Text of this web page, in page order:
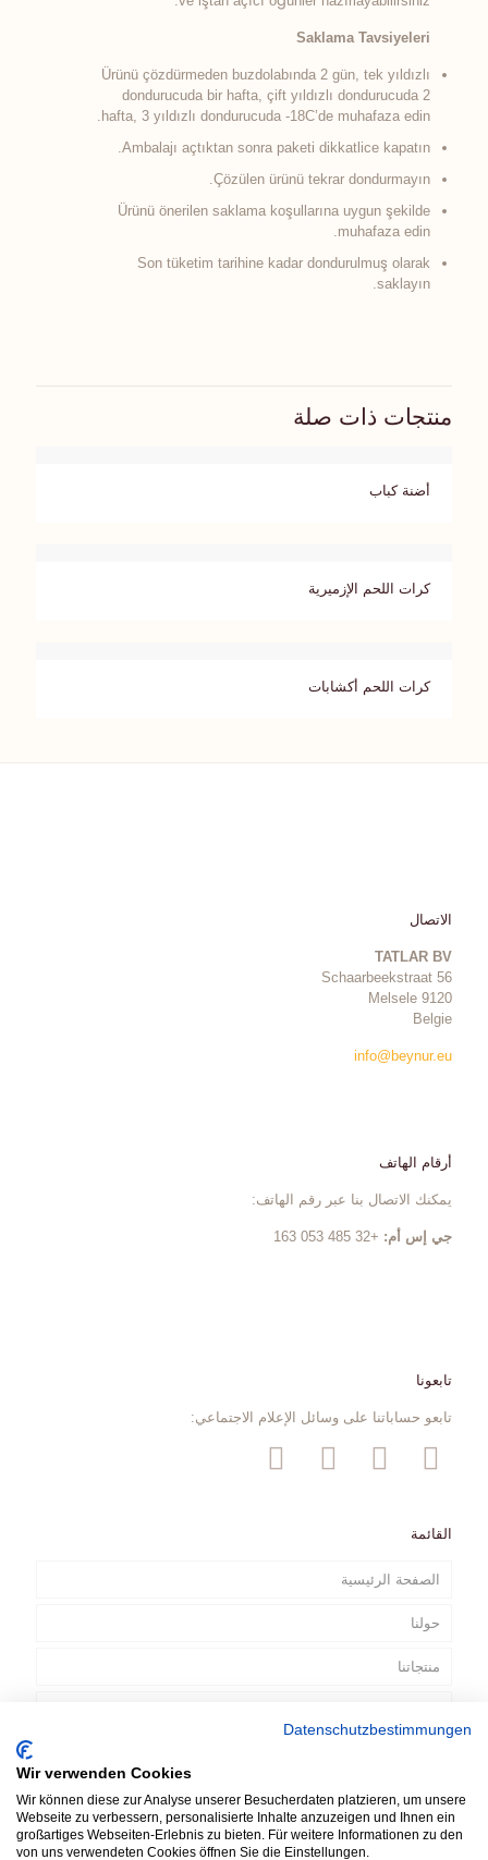
Saklama Tavsiyeleri
Ürünü çözdürmeden buzdolabında 2 gün, tek yıldızlı
dondurucuda bir hafta, çift yıldızlı dondurucuda 2
hafta, 3 yıldızlı dondurucuda -18C’de muhafaza edin.
Ambalajı açtıktan sonra paketi dikkatlice kapatın.
Çözülen ürünü tekrar dondurmayın.
Ürünü önerilen saklama koşullarına uygun şekilde
muhafaza edin.
Son tüketim tarihine kadar dondurulmuş olarak
saklayın.
منتجات ذات صلة
أضنة كباب
كرات اللحم الإزميرية
كرات اللحم أكشابات
الاتصال
TATLAR BV
Schaarbeekstraat 56
9120 Melsele
Belgie
info@beynur.eu
أرقام الهاتف
يمكنك الاتصال بنا عبر رقم الهاتف:
جي إس أم: +32 485 053 163
تابعونا
تابعو حساباتنا على وسائل الإعلام الاجتماعي:
القائمة
الصفحة الرئيسية
حولنا
منتجاتنا
AR
Datenschutzbestimmungen
Wir verwenden Cookies
Wir können diese zur Analyse unserer Besucherdaten platzieren, um unsere
Webseite zu verbessern, personalisierte Inhalte anzuzeigen und Ihnen ein
großartiges Webseiten-Erlebnis zu bieten. Für weitere Informationen zu den
von uns verwendeten Cookies öffnen Sie die Einstellungen.